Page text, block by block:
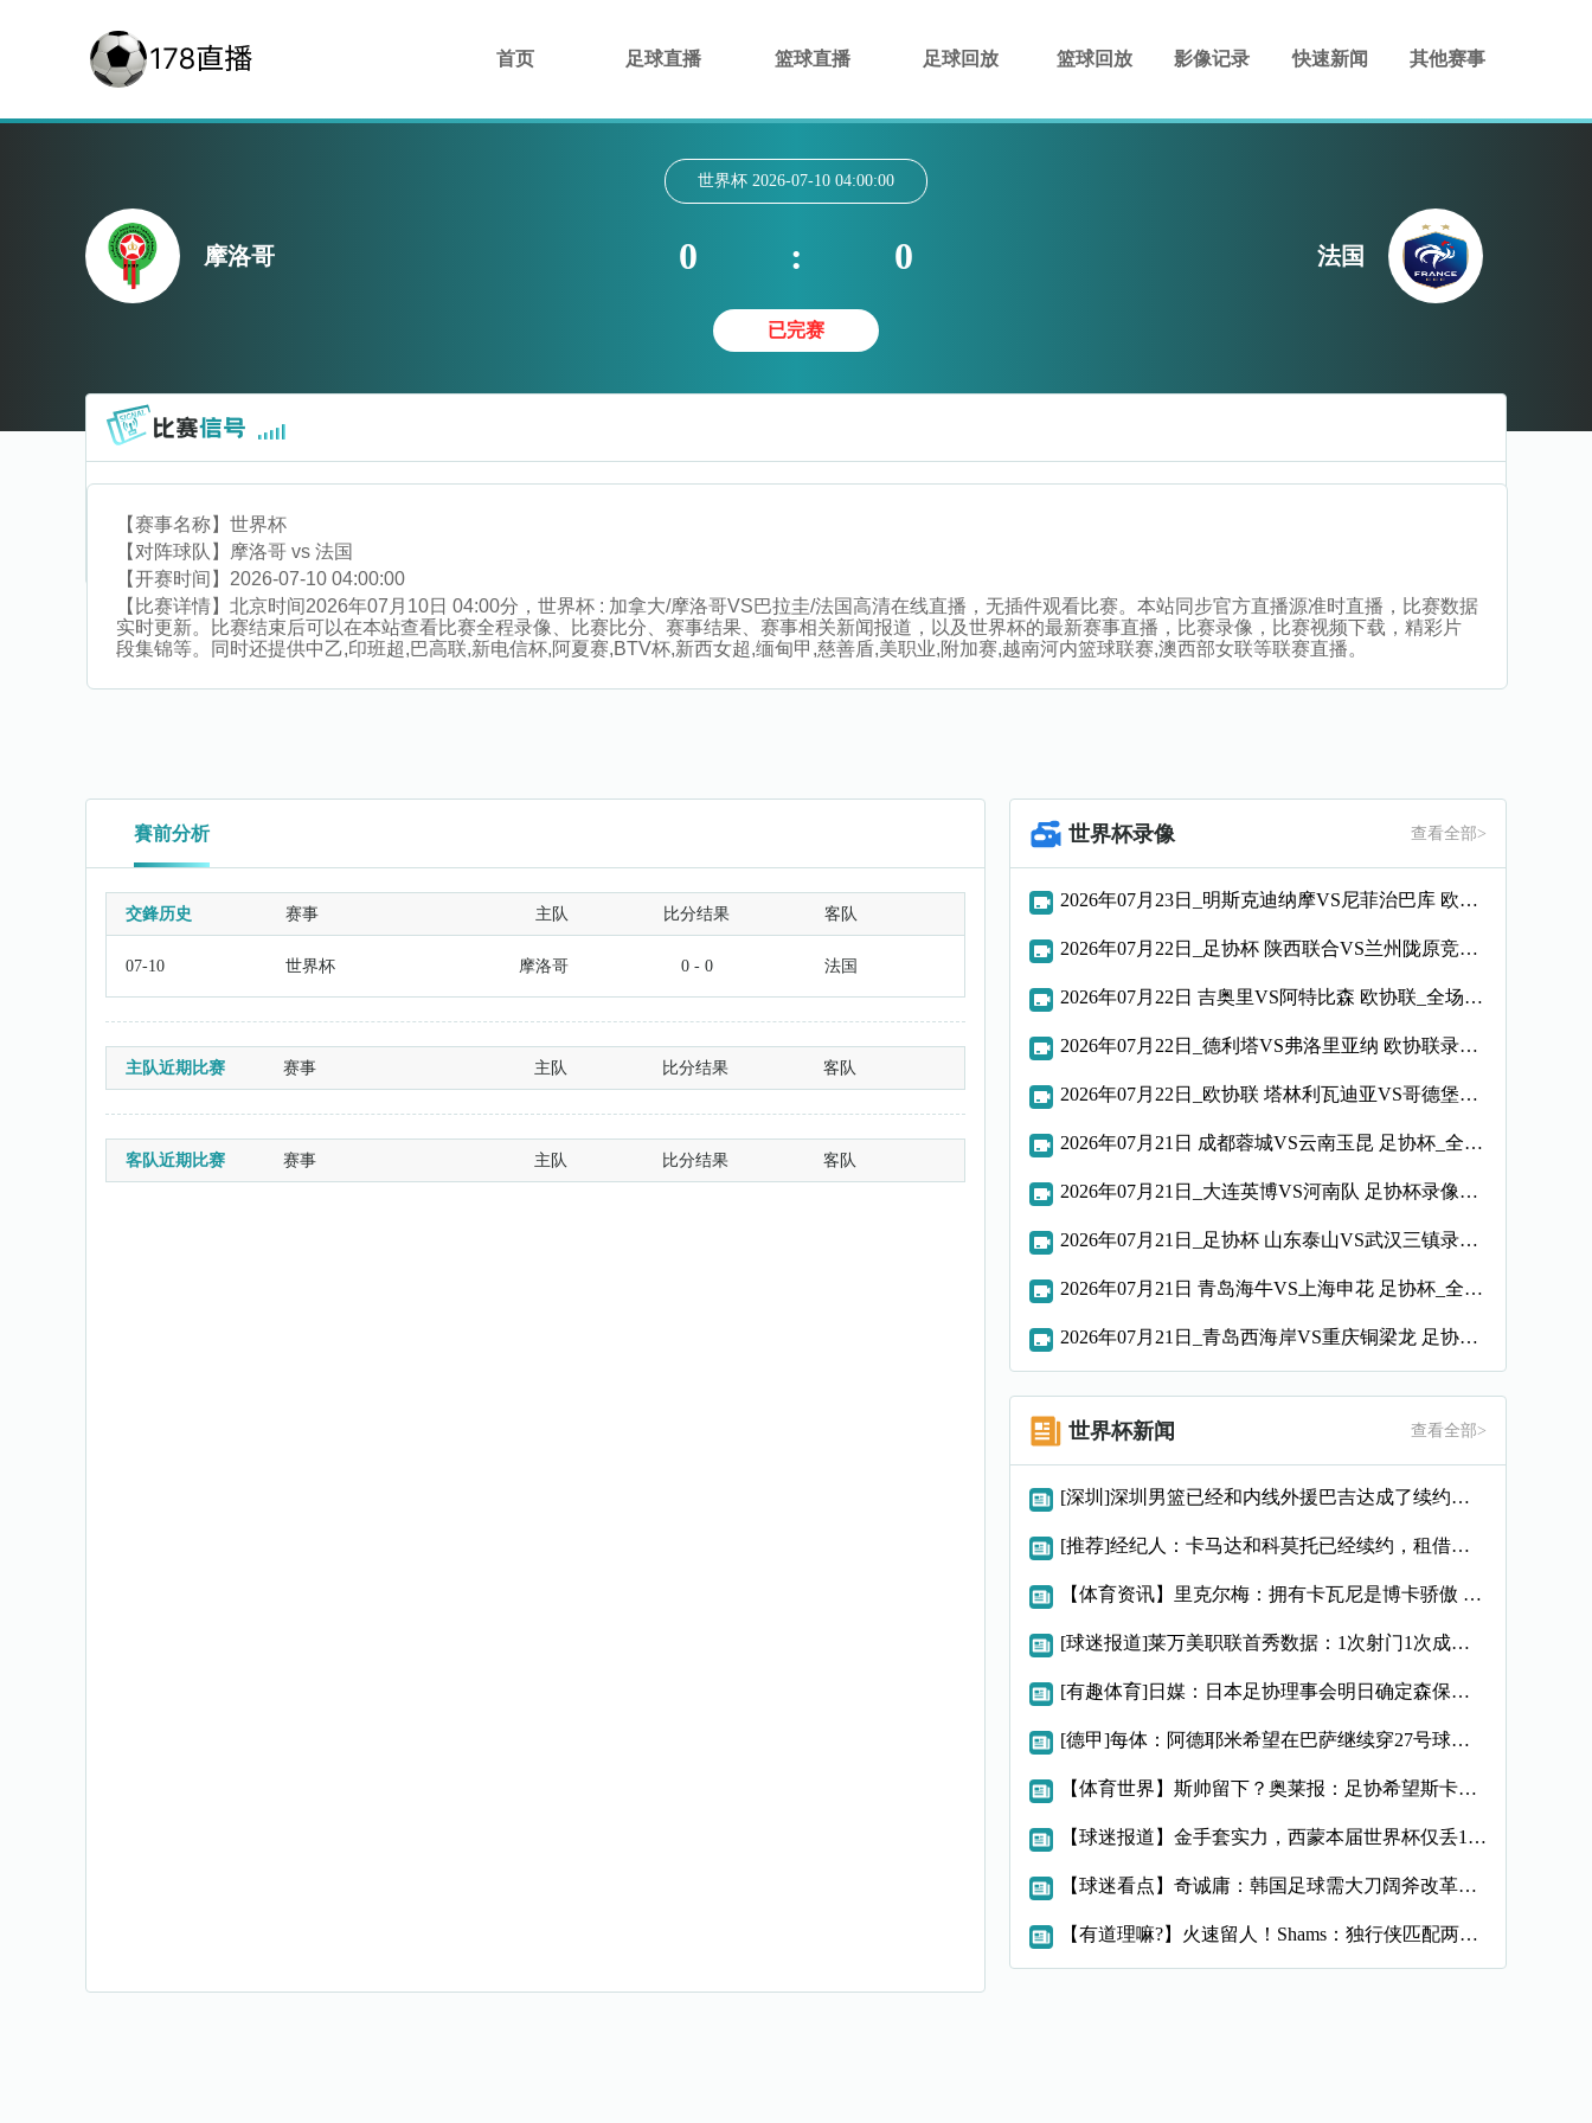
首页 足球直播 篮球直播 足球回放 篮球回放 影像记录 快速新闻 其他赛事
摩洛哥
世界杯 2026-07-10 04:00:00
0 : 0
已完赛
法国
【赛事名称】 世界杯
【对阵球队】
摩洛哥 vs 法国
【开赛时间】 2026-07-10 04:00:00
【比赛详情】 北京时间2026年07月10日 04:00分，世界杯 : 加拿大/摩洛哥VS巴拉圭/法国高清在线直播，无插件观看比赛。本站同步官方直播源准时直播，比赛数据
实时更新。比赛结束后可以在本站查看比赛全程录像、比赛比分、赛事结果、赛事相关新闻报道，以及世界杯的最新赛事直播，比赛录像，比赛视频下载，精彩片
段集锦等。同时还提供中乙,印班超,巴高联,新电信杯,阿夏赛,BTV杯,新西女超,缅甸甲,慈善盾,美职业,附加赛,越南河内篮球联赛,澳西部女联等联赛直播。
賽前分析
交鋒历史 赛事 主队 比分结果 客队
07-10 世界杯 摩洛哥 0 - 0 法国
主队近期比赛 赛事 主队 比分结果 客队
客队近期比赛 赛事 主队 比分结果 客队
世界杯录像 查看全部>
2026年07月23日_明斯克迪纳摩VS尼菲治巴库 欧协联录像_全场录像【高清回放】
2026年07月22日_足协杯 陕西联合VS兰州陇原竞技录像_全场录像【全场回放】
2026年07月22日 吉奥里VS阿特比森 欧协联_全场录像【视频集锦】
2026年07月22日_德利塔VS弗洛里亚纳 欧协联录像_高清录像【全场回放】
2026年07月22日_欧协联 塔林利瓦迪亚VS哥德堡录像_全场录像【高清回放】
2026年07月21日 成都蓉城VS云南玉昆 足协杯_全场录像【视频集锦】
2026年07月21日_大连英博VS河南队 足协杯录像_全场录像【高清回放】
2026年07月21日_足协杯 山东泰山VS武汉三镇录像_全场录像【视频集锦】
2026年07月21日 青岛海牛VS上海申花 足协杯_全场录像【视频集锦】
2026年07月21日_青岛西海岸VS重庆铜梁龙 足协杯录像_全场录像【视频集锦】
世界杯新闻 查看全部>
[深圳]深圳男篮已经和内线外援巴吉达成了续约一致
[推荐]经纪人：卡马达和科莫托已经续约，租借？目前的想法是留
【体育资讯】里克尔梅：拥有卡瓦尼是博卡骄傲 斯卡洛尼是史上最
[球迷报道]莱万美职联首秀数据：1次射门1次成功过人预期进球
[有趣体育]日媒：日本足协理事会明日确定森保一续约半年，提案
[德甲]每体：阿德耶米希望在巴萨继续穿27号球衣，但西甲规则
【体育世界】斯帅留下？奥莱报：足协希望斯卡洛尼继续执教，相信
【球迷报道】金手套实力，西蒙本届世界杯仅丢1球，近16场代表
【球迷看点】奇诚庸：韩国足球需大刀阔斧改革，从业者必须清醒过
【有道理嘛?】火速留人！Shams：独行侠匹配两年470万报